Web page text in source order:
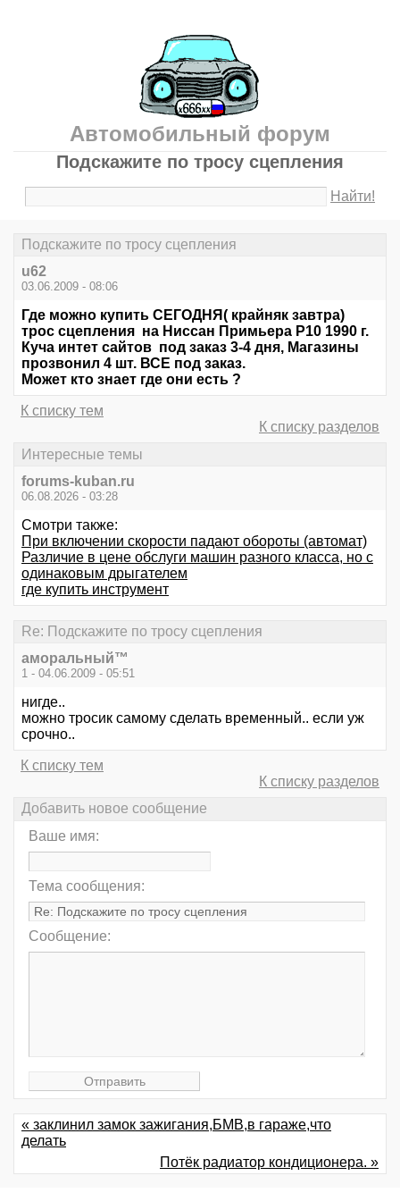
Автомобильный форум
Подскажите по тросу сцепления
Найти!
Подскажите по тросу сцепления
u62
03.06.2009 - 08:06
Где можно купить СЕГОДНЯ( крайняк завтра)
трос сцепления на Ниссан Примьера P10 1990 г.
Куча интет сайтов под заказ 3-4 дня, Магазины
прозвонил 4 шт. ВСЕ под заказ.
Может кто знает где они есть ?
К списку тем
К списку разделов
Интересные темы
forums-kuban.ru
06.08.2026 - 03:28
Смотри также:
При включении скорости падают обороты (автомат)
Различие в цене обслуги машин разного класса, но с
одинаковым дрыгателем
где купить инструмент
Re: Подскажите по тросу сцепления
аморальный™
1 - 04.06.2009 - 05:51
нигде..
можно тросик самому сделать временный.. если уж
срочно..
К списку тем
К списку разделов
Добавить новое сообщение
Ваше имя:
Тема сообщения:
Сообщение:
« заклинил замок зажигания,БМВ,в гараже,что
делать
Потёк радиатор кондиционера. »